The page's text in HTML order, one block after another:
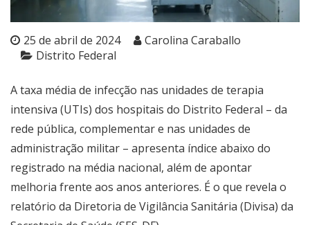
25 de abril de 2024
Carolina Caraballo
Distrito Federal
A taxa média de infecção nas unidades de terapia
intensiva (UTIs) dos hospitais do Distrito Federal – da
rede pública, complementar e nas unidades de
administração militar – apresenta índice abaixo do
registrado na média nacional, além de apontar
melhoria frente aos anos anteriores. É o que revela o
relatório da Diretoria de Vigilância Sanitária (Divisa) da